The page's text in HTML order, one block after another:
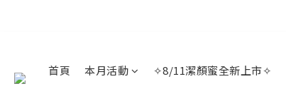
首頁 本月活動 ✧8/11潔顏蜜全新上市✧